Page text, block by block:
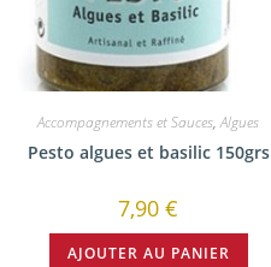
Accompagnements et Sauces,Algues
Pesto algues et basilic 150grs
7,90€
AJOUTER AU PANIER